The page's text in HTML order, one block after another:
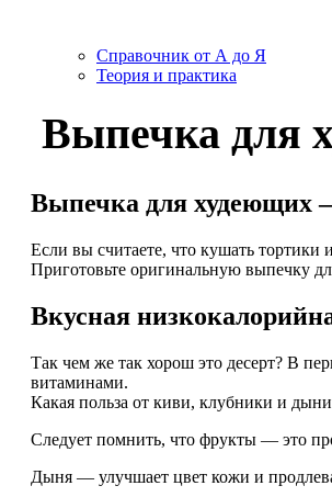
Справочник от А до Я
Теория и практика
Выпечка для
Выпечка для худеющих
Если вы считаете, что кушать тортики
Приготовьте оригинальную выпечку
Вкусная
Так чем же так хорош это десерт? В
витаминами.
Какая польза от киви, клубники и дыни
Следует помнить, что фрукты — это
Дыня — улучшает цвет кожи и